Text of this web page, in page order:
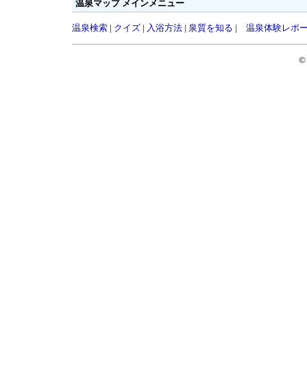
温泉マップ メインメニュー
温泉検索 | クイズ | 入浴方法 | 泉質を知る | 温泉体験レポ